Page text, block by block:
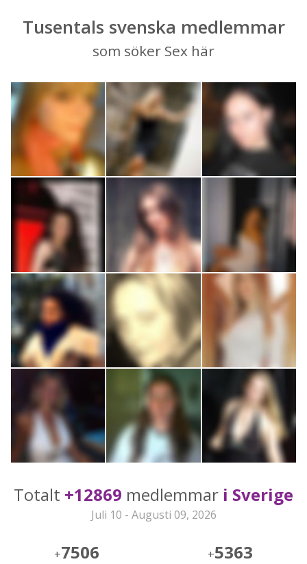
Tusentals svenska medlemmar
som söker Sex här
Totalt +12869 medlemmar i Sverige
Juli 10 - Augusti 09, 2026
+7506 +5363